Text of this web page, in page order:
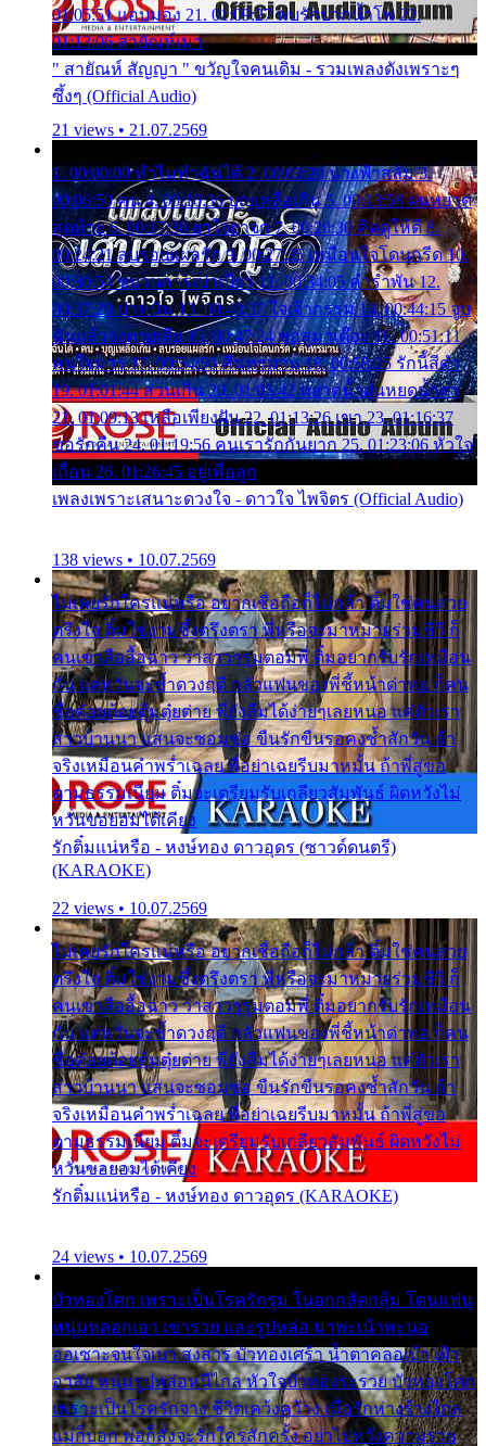
01:05:51 แอบมอง 21. 01:09:27 พบรักปากน้ำโพ 22.
01:13:06 สายัณห์เมา
" สายัณห์ สัญญา " ขวัญใจคนเดิม - รวมเพลงดังเพราะๆ
ซึ้งๆ (Official Audio)
21 views • 21.07.2569
1. 00:00:00 ทำไมทำฉันได้ 2. 00:03:20 นางฟ้าสลัม 3.
00:06:50 คน 4. 00:10:36 บุญเหลือเกิน 5. 00:13:58 ฝนหยาด
สุดท้าย 6. 00:17:30 ยาใจยาจก 7. 00:20:30 คิดดูให้ดี 8.
00:24:21 ลบรอยแผลรัก 9. 00:27:35 เหมือนใจโดนกรีด 10.
00:30:54 ขบวนการเปาเปียว 11. 00:34:05 คำรำพัน 12.
00:37:20 ปาหนัน 13. 00:40:37 ใจเจ้ากรรม 14. 00:44:15 จูบ
ฉันแล้วจงตายเสีย 15. 00:47:24 ขอสูมาเต๊อะ 16. 00:51:11
คนใจมาร 17. 00:54:50 คืนทรมาน 18. 00:58:25 รักนี้สีดำ
19. 01:01:44 ส่วนเกิน 20. 01:05:42 หยาดน้ำฝนหยดน้ำตา
21. 01:09:13 เหลือเพียงฝัน 22. 01:13:26 เขา 23. 01:16:37
ขอรักคืน 24. 01:19:56 คนเรารักกันยาก 25. 01:23:06 หัวใจ
เถื่อน 26. 01:26:45 อยู่เพื่อลูก
เพลงเพราะเสนาะดวงใจ - ดาวใจ ไพจิตร (Official Audio)
138 views • 10.07.2569
ไม่เคยรักใครแน่หรือ อยากเชื่อถือก็ไม่กล้า ติ๋มใช่คนสวย
ตรึงใจ ติ๋มใช่งามซึ้งตรึงตรา พี่หรือจะมาหมายร่วมชีวี ก็
คนเขาลืออื้อฉาว ว่าสาวๆรุมตอมพี่ ติ๋มอยากรับรักเหมือน
กัน แต่หวั่นจะช้ำดวงฤดี กลัวแฟนของพี่ชี้หน้าด่าทอ ก็คน
ชื่อต๋อยต้อยตุ้มตุ๋ยต่าย พี่ยังลืมได้ง่ายๆเลยหนอ แค่ตัวเรา
สาวบ้านนา แสนจะซอมซ่อ ขืนรักขืนรอคงช้ำสักวัน ถ้า
จริงเหมือนคำพร่ำเฉลย พี่อย่าเฉยรีบมาหมั้น ถ้าพี่สู่ขอ
ตามธรรมเนียม ติ๋มจะเตรียมรับเกลียวสัมพันธ์ ผิดหวังไม่
หวั่นขอยอมได้เคียง
รักติ๋มแน่หรือ - หงษ์ทอง ดาวอุดร (ซาวด์ดนตรี)
(KARAOKE)
22 views • 10.07.2569
ไม่เคยรักใครแน่หรือ อยากเชื่อถือก็ไม่กล้า ติ๋มใช่คนสวย
ตรึงใจ ติ๋มใช่งามซึ้งตรึงตรา พี่หรือจะมาหมายร่วมชีวี ก็
คนเขาลืออื้อฉาว ว่าสาวๆรุมตอมพี่ ติ๋มอยากรับรักเหมือน
กัน แต่หวั่นจะช้ำดวงฤดี กลัวแฟนของพี่ชี้หน้าด่าทอ ก็คน
ชื่อต๋อยต้อยตุ้มตุ๋ยต่าย พี่ยังลืมได้ง่ายๆเลยหนอ แค่ตัวเรา
สาวบ้านนา แสนจะซอมซ่อ ขืนรักขืนรอคงช้ำสักวัน ถ้า
จริงเหมือนคำพร่ำเฉลย พี่อย่าเฉยรีบมาหมั้น ถ้าพี่สู่ขอ
ตามธรรมเนียม ติ๋มจะเตรียมรับเกลียวสัมพันธ์ ผิดหวังไม่
หวั่นขอยอมได้เคียง
รักติ๋มแน่หรือ - หงษ์ทอง ดาวอุดร (KARAOKE)
24 views • 10.07.2569
บัวทองโศก เพราะเป็นโรครักรุม ในอกกลัดกลุ้ม โดนแฟน
หนุ่มหลอกเอา เขารวย และรูปหล่อ มาพะเน้าพะนอ
ออเซาะจนใจเบา สงสาร บัวทองเศร้า น้ำตาคลอเบ้า เฝ้า
อาลัย หนุ่มรูปหล่อหนีไกล หัวใจบัวทองระรวย บัวทองโศก
เพราะเป็นโรครักจาง ชีวิตเคว้งคว้าง เมื่อรักห่างร้างไกล
แม่ก็บอก พ่อก็สั่งจะรักใครสักครั้ง อย่าไปหวังความรวย